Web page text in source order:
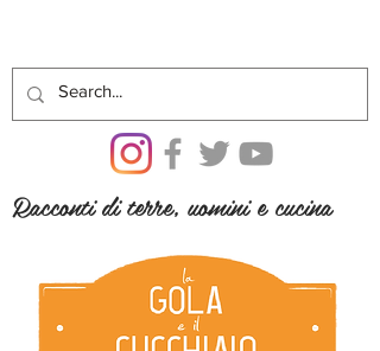
Racconti di terre, uomini e cucina